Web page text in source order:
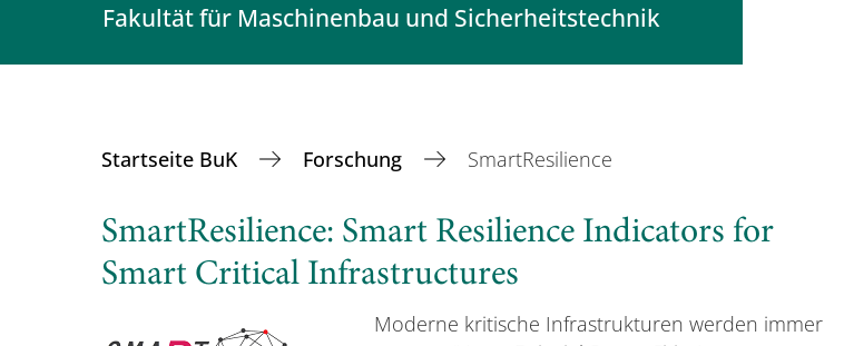
Fakultät für Maschinenbau und Sicherheitstechnik
Startseite BuK Forschung SmartResilience
SmartResilience: Smart Resilience Indicators for
Smart Critical Infrastructures
Moderne kritische Infrastrukturen werden immer